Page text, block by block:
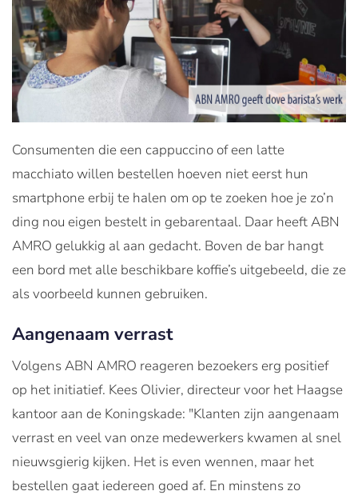
Consumenten die een cappuccino of een latte
macchiato willen bestellen hoeven niet eerst hun
smartphone erbij te halen om op te zoeken hoe je zo’n
ding nou eigen bestelt in gebarentaal. Daar heeft ABN
AMRO gelukkig al aan gedacht. Boven de bar hangt
een bord met alle beschikbare koffie’s uitgebeeld, die ze
als voorbeeld kunnen gebruiken.
Aangenaam verrast
Volgens ABN AMRO reageren bezoekers erg positief
op het initiatief. Kees Olivier, directeur voor het Haagse
kantoor aan de Koningskade: "Klanten zijn aangenaam
verrast en veel van onze medewerkers kwamen al snel
nieuwsgierig kijken. Het is even wennen, maar het
bestellen gaat iedereen goed af. En minstens zo